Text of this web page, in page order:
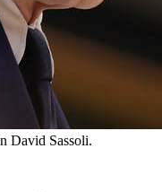
David Sassoli.